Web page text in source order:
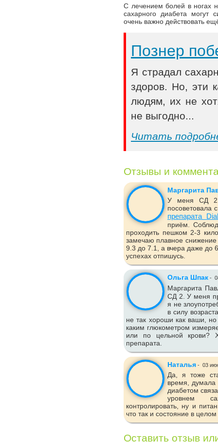
С лечением болей в ногах
сахарного диабета могут
очень важно действовать
Познер
Я страдал
здоров. Но, эти
людям, их не
не выгодно...
Читать
Отзывы и
Маргарита
У меня СД 2
посоветовала
препарата
приём.
проходить пешком 2-3
замечаю плавное снижение
9.3 до 7.1, а вчера даже до
успехах отпишусь.
Ольга Шпак -
Маргарита
СД 2. У меня
я не
в силу
не так хороши как ваши,
каким глюкометром
или по цельной крови?
препарата.
Наталья - 03
Да, я тоже
время, думала
диабетом
уровнем
контролировать, ну и
что так и состояние в
Оставить отзыв